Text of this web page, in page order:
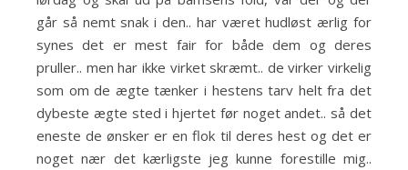
går så nemt snak i den.. har været hudløst ærlig for
synes det er mest fair for både dem og deres
pruller.. men har ikke virket skræmt.. de virker virkelig
som om de ægte tænker i hestens tarv helt fra det
dybeste ægte sted i hjertet før noget andet.. så det
eneste de ønsker er en flok til deres hest og det er
noget nær det kærligste jeg kunne forestille mig..